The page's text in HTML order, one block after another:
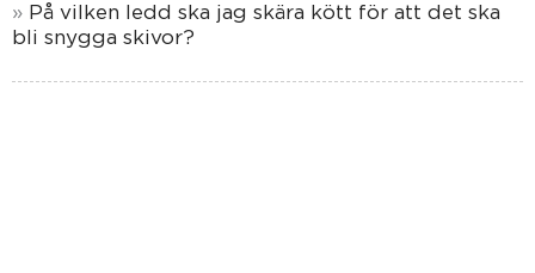
På vilken ledd ska jag skära kött för att det ska
bli snygga skivor?